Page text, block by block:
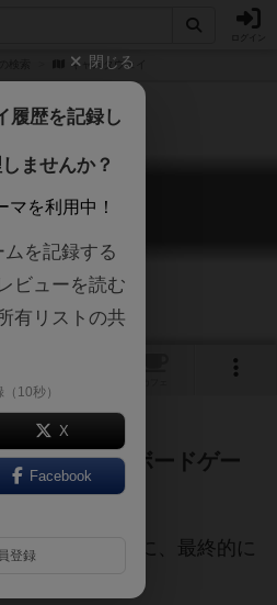
キャスタウェイ
タウェイ
Castaways
サバイバルボードゲー
ルゲームなのに、最終的に
閉じる
履歴を記録し
ませんか？
マを利用中！
を記録する
ビューを読む
有リストの共
10秒）
X
Facebook
登録